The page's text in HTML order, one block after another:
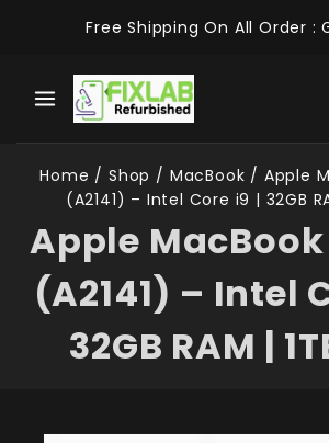
Free Shipping On All Order :
Home / Shop / MacBook / Apple
(A2141) – Intel Core i9 | 32GB
Apple MacBook
(A2141) – Intel
32GB RAM |